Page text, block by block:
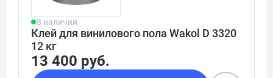
В наличии
Клей для винилового пола Wakol D 3320
12 кг
13 400 руб.